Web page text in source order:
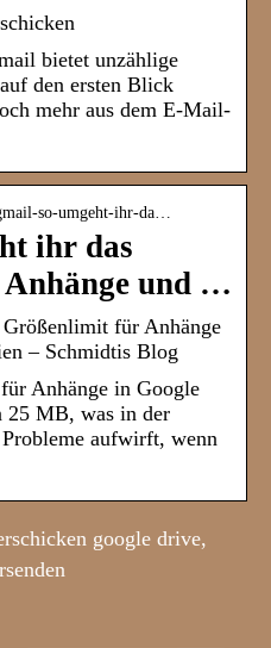
bietet unzählige
den ersten Blick
mehr aus dem E-Mail-
so-umgeht-ihr-da…
ihr das
und …
für Anhänge
– Schmidtis Blog
Anhänge in Google
MB, was in der
aufwirft, wenn
google drive,